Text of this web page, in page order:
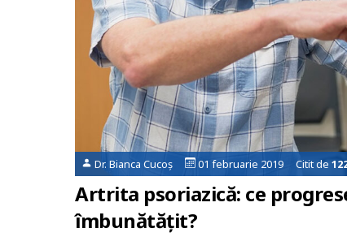
Dr. Bianca Cucoș 01 februarie 2019 Citit de
Artrita psoriazică: ce
îmbunătățit?